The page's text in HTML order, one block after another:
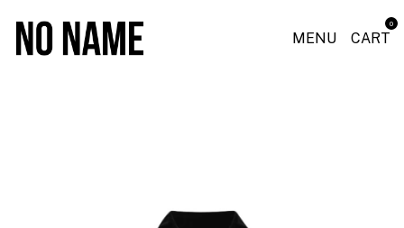
MENU CART
0